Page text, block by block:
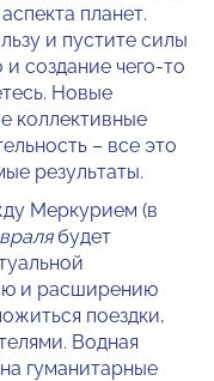
планет.
и пустите силы
создание чего-то
Новые
коллективные
– все это
результаты.
Меркурием (в
будет
и расширению
поездки,
Водная
гуманитарные